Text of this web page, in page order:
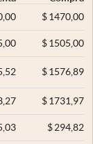
$1470,00
$1505,00
$1576,89
$1731,97
$294,82